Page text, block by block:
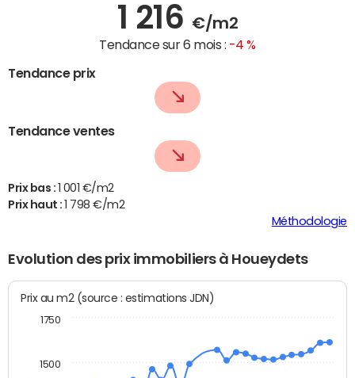
1 216 €/m2
Tendance sur 6 mois : -4 %
Tendance prix
Tendance ventes
Prix bas :
1 001 €/m2
Prix haut :
1 798 €/m2
Méthodologie
Evolution des prix immobiliers à Houeydets
Prix au m2 (source : estimations JDN)
1500
1750